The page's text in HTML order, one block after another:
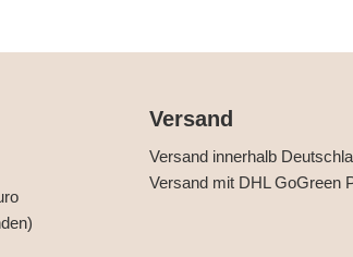
Versand
Versand innerhalb
Versand mit DHL GoGreen